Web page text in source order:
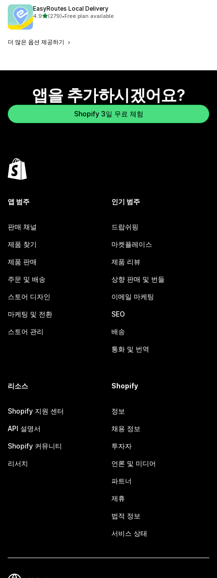
EasyRoutes Local Delivery
4.9별 5개 중
(279)
총 리뷰 279개
•Free plan available
더 많은 옵션 제공하기
앱을 추가하시겠어요?
Shopify 3일 무료 체험
앱 범주
판매 채널
제품 찾기
제품 판매
주문 및 배송
스토어 디자인
마케팅 및 전환
스토어 관리
인기 범주
드랍쉬핑
마켓플레이스
제품 리뷰
상향 판매 및 번들
이메일 마케팅
SEO
배송
통화 및 번역
리소스
Shopify 지원 센터
API 설명서
Shopify 커뮤니티
리서치
Shopify
정보
채용 정보
투자자
언론 및 미디어
파트너
제휴
법적 정보
서비스 상태